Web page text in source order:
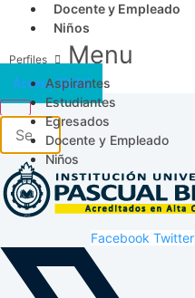
Docente y Empleado
Niños
Menu
Aspirantes
Estudiantes
Egresados
Docente y Empleado
Niños
Acceso SICAU
Facebook Twitter